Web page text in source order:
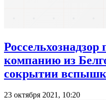
Россельхознадзор
компанию из
сокрытии
23 октября 2021, 10:20